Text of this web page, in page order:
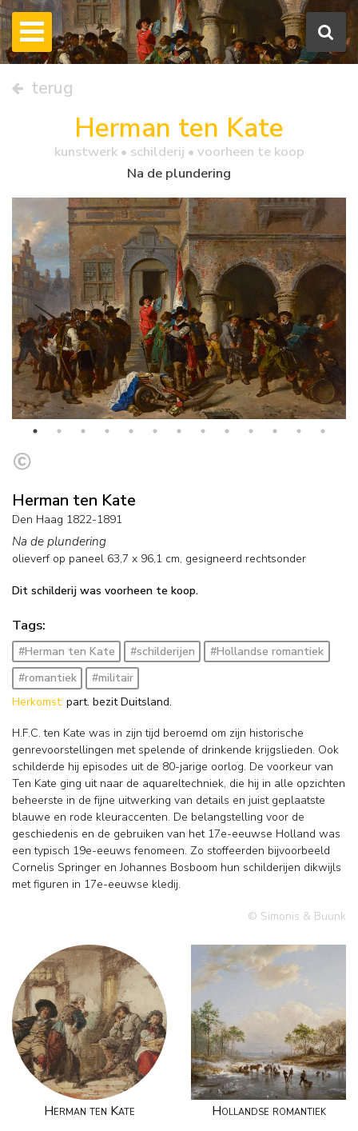
terug
Herman ten Kate
kunstwerk • schilderij • voorheen te koop
Na de plundering
Herman ten Kate
Den Haag 1822-1891
Na de plundering
olieverf op paneel 63,7 x 96,1 cm, gesigneerd rechtsonder
Dit schilderij was voorheen te koop.
Tags:
#Herman ten Kate #schilderijen
#Hollandse romantiek
#romantiek
#militair
Herkomst: part. bezit Duitsland.
H.F.C. ten Kate was in zijn tijd beroemd om zijn historische
genrevoorstellingen met spelende of drinkende krijgslieden. Ook
schilderde hij episodes uit de 80-jarige oorlog. De voorkeur van
Ten Kate ging uit naar de aquareltechniek, die hij in alle opzichten
beheerste in de fijne uitwerking van details en juist geplaatste
blauwe en rode kleuraccenten. De belangstelling voor de
geschiedenis en de gebruiken van het 17e-eeuwse Holland was
een typisch 19e-eeuws fenomeen. Zo stoffeerden bijvoorbeeld
Cornelis Springer en Johannes Bosboom hun schilderijen dikwijls
met figuren in 17e-eeuwse kledij.
© Simonis & Buunk
Herman ten Kate Hollandse romantiek